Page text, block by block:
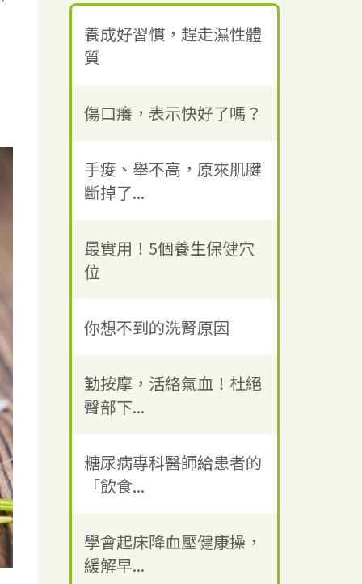
養成好習慣，趕走濕性體
質
傷口癢，表示快好了嗎？
手痠、舉不高，原來肌腱
斷掉了...
最實用！5個養生保健穴
位
你想不到的洗腎原因
勤按摩，活絡氣血！杜絕
臀部下...
糖尿病專科醫師給患者的
「飲食...
學會起床降血壓健康操，
緩解早...